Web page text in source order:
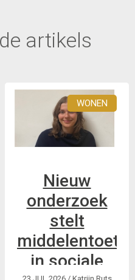
artikels
WONEN
Nieuw
onderzoek
stelt
middelentoets
in sociale